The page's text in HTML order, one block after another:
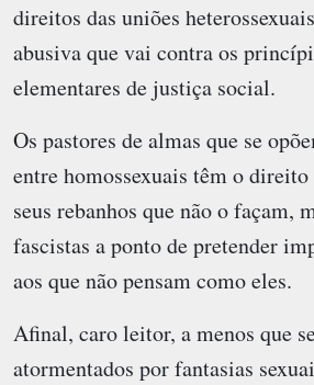
direitos das uniões
abusiva que vai contra os
elementares de justiça social.
Os pastores de almas que se
entre homossexuais têm o
seus rebanhos que não o façam,
fascistas a ponto de pretender
aos que não pensam como eles.
Afinal, caro leitor, a menos que
atormentados por fantasias